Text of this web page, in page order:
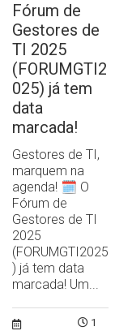
Fórum de
Gestores de
TI 2025
(FORUMGTI2
025) já tem
data
marcada!
Gestores de TI,
marquem na
agenda! 🗓️ O
Fórum de
Gestores de TI
2025
(FORUMGTI2025
) já tem data
marcada! Um...
1